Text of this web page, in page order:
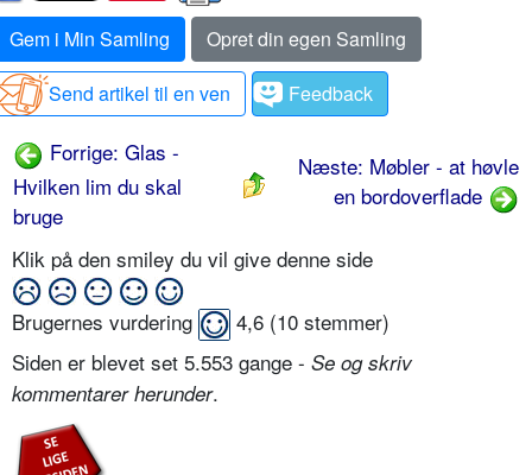
Gem i Min Samling
Opret din egen Samling
Send artikel til en ven
Feedback
Forrige: Glas -
Hvilken lim du skal
bruge
Næste: Møbler - at høvle
en bordoverflade
Klik på den smiley du vil give denne side
Brugernes vurdering 4,6 (10 stemmer)
Siden er blevet set 5.553 gange - Se og skriv
kommentarer herunder.